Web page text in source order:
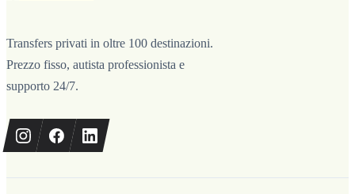
Transfers privati in oltre 100 destinazioni.
Prezzo fisso, autista professionista e
supporto 24/7.